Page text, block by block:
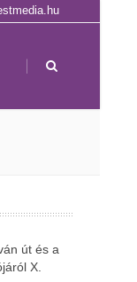
|
út és a
X.